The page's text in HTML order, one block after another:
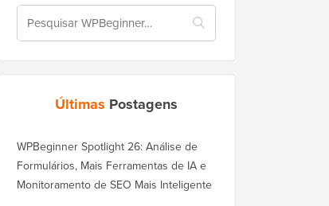
Últimas Postagens
WPBeginner Spotlight 26: Análise de
Formulários, Mais Ferramentas de IA e
Monitoramento de SEO Mais Inteligente